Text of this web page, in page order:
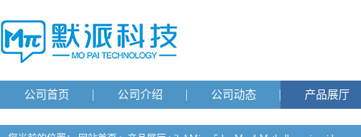
公司首页 公司介绍 公司动态 产品展厅